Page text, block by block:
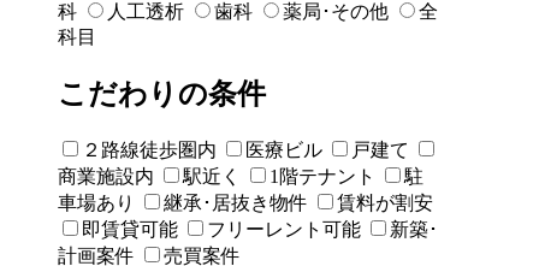
科
人工透析 歯科 薬局･その他
全
科目
こだわりの条件
２路線徒歩圏内 医療ビル
戸建て
商業施設内
駅近く 1階テナント
駐
車場あり
継承･居抜き物件
賃料が割安
即賃貸可能
フリーレント可能
新築･
計画案件
売買案件